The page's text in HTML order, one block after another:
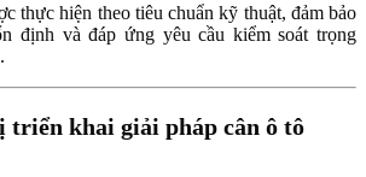
thực hiện theo tiêu chuẩn kỹ thuật, đảm bảo
định và đáp ứng yêu cầu kiểm soát trọng
triển khai giải pháp cân ô tô